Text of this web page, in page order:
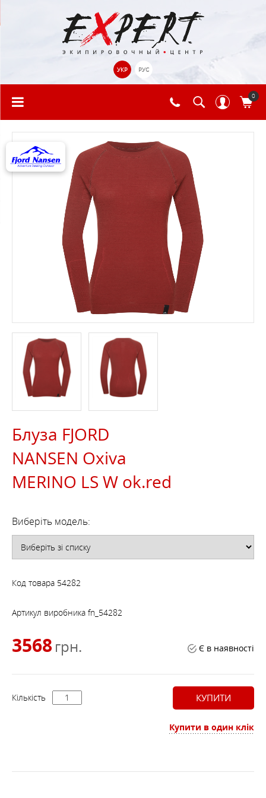
УКР РУС
0
Блуза FJORD
NANSEN Oxiva
MERINO LS W ok.red
Виберіть модель:
Код товара 54282
Артикул виробника fn_54282
3568 грн. Є в наявності
Кількість КУПИТИ
Купити в один клік